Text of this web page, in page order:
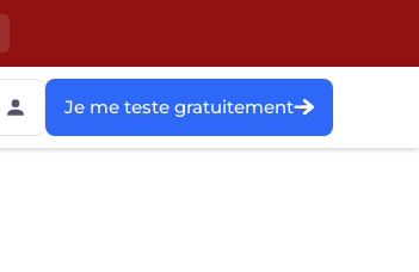
Je me teste gratuitement